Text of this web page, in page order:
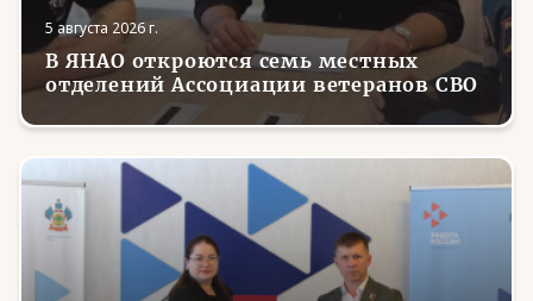
5 августа 2026 г.
В ЯНАО откроются семь местных
отделений Ассоциации ветеранов СВО